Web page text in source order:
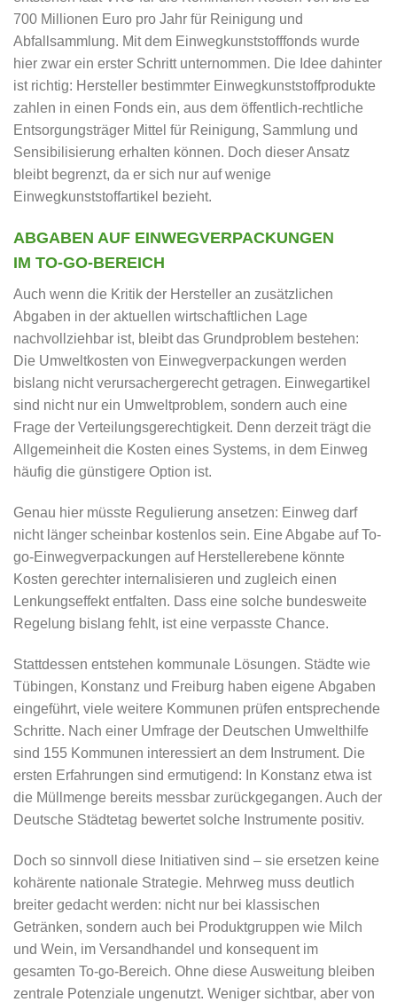
700 Millionen Euro pro Jahr für Reinigung und
Abfallsammlung. Mit dem Einwegkunststofffonds wurde
hier zwar ein erster Schritt unternommen. Die Idee dahinter
ist richtig: Hersteller bestimmter Einwegkunststoffprodukte
zahlen in einen Fonds ein, aus dem öffentlich-rechtliche
Entsorgungsträger Mittel für Reinigung, Sammlung und
Sensibilisierung erhalten können. Doch dieser Ansatz
bleibt begrenzt, da er sich nur auf wenige
Einwegkunststoffartikel bezieht.
ABGABEN AUF EINWEGVERPACKUNGEN
IM TO-GO-BEREICH
Auch wenn die Kritik der Hersteller an zusätzlichen
Abgaben in der aktuellen wirtschaftlichen Lage
nachvollziehbar ist, bleibt das Grundproblem bestehen:
Die Umweltkosten von Einwegverpackungen werden
bislang nicht verursachergerecht getragen. Einwegartikel
sind nicht nur ein Umweltproblem, sondern auch eine
Frage der Verteilungsgerechtigkeit. Denn derzeit trägt die
Allgemeinheit die Kosten eines Systems, in dem Einweg
häufig die günstigere Option ist.
Genau hier müsste Regulierung ansetzen: Einweg darf
nicht länger scheinbar kostenlos sein. Eine Abgabe auf To-
go-Einwegverpackungen auf Herstellerebene könnte
Kosten gerechter internalisieren und zugleich einen
Lenkungseffekt entfalten. Dass eine solche bundesweite
Regelung bislang fehlt, ist eine verpasste Chance.
Stattdessen entstehen kommunale Lösungen. Städte wie
Tübingen, Konstanz und Freiburg haben eigene Abgaben
eingeführt, viele weitere Kommunen prüfen entsprechende
Schritte. Nach einer Umfrage der Deutschen Umwelthilfe
sind 155 Kommunen interessiert an dem Instrument. Die
ersten Erfahrungen sind ermutigend: In Konstanz etwa ist
die Müllmenge bereits messbar zurückgegangen. Auch der
Deutsche Städtetag bewertet solche Instrumente positiv.
Doch so sinnvoll diese Initiativen sind – sie ersetzen keine
kohärente nationale Strategie. Mehrweg muss deutlich
breiter gedacht werden: nicht nur bei klassischen
Getränken, sondern auch bei Produktgruppen wie Milch
und Wein, im Versandhandel und konsequent im
gesamten To-go-Bereich. Ohne diese Ausweitung bleiben
zentrale Potenziale ungenutzt. Weniger sichtbar, aber von